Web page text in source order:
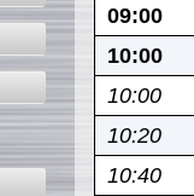
09:00
10:00
10:00
10:20
10:40